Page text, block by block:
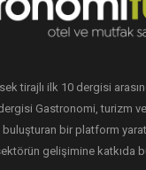
tirajlı ilk 10 dergisi
Gastronomi, turizm
bir platform
gelişimine katkıda